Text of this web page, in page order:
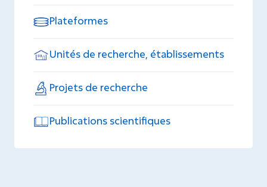
Plateformes
Unités de recherche, établissements
Projets de recherche
Publications scientifiques